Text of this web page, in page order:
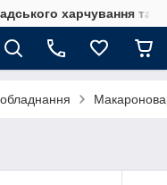
харчування та